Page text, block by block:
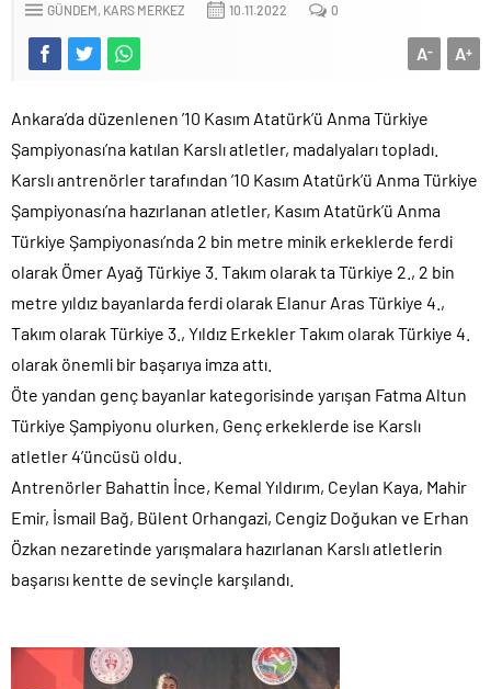
GÜNDEM KARS MERKEZ 10.11.2022 0
A+
A-
Ankara’da düzenlenen ’10 Kasım Atatürk’ü Anma Türkiye
Şampiyonası’na katılan Karslı atletler, madalyaları topladı.
Karslı antrenörler tarafından ’10 Kasım Atatürk’ü Anma Türkiye
Şampiyonası’na hazırlanan atletler, Kasım Atatürk’ü Anma
Türkiye Şampiyonası’nda 2 bin metre minik erkeklerde ferdi
olarak Ömer Ayağ Türkiye 3. Takım olarak ta Türkiye 2., 2 bin
metre yıldız bayanlarda ferdi olarak Elanur Aras Türkiye 4.,
Takım olarak Türkiye 3., Yıldız Erkekler Takım olarak Türkiye 4.
olarak önemli bir başarıya imza attı.
Öte yandan genç bayanlar kategorisinde yarışan Fatma Altun
Türkiye Şampiyonu olurken, Genç erkeklerde ise Karslı
atletler 4’üncüsü oldu.
Antrenörler Bahattin İnce, Kemal Yıldırım, Ceylan Kaya, Mahir
Emir, İsmail Bağ, Bülent Orhangazi, Cengiz Doğukan ve Erhan
Özkan nezaretinde yarışmalara hazırlanan Karslı atletlerin
başarısı kentte de sevinçle karşılandı.